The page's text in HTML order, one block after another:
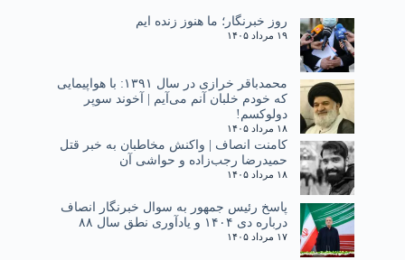
روز خبرنگار؛ ما هنوز زنده ایم
۱۹ مرداد ۱۴۰۵
محمدباقر خرازی در سال ۱۳۹۱: با هواپیمایی
که خودم خلبان آنم می‌آیم | آخوند سوپر
دولوکسم!
۱۸ مرداد ۱۴۰۵
کامنت انصاف | واکنش مخاطبان به خبر قتل
حمیدرضا رجب‌زاده و حواشی آن
۱۸ مرداد ۱۴۰۵
پاسخ رئیس جمهور به سوال خبرنگار انصاف
درباره دی ۱۴۰۴ و یادآوری نطق سال ۸۸
۱۷ مرداد ۱۴۰۵